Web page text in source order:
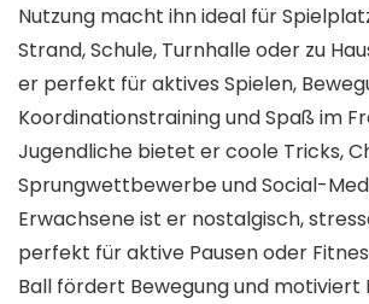
Nutzung macht ihn ideal für
Strand, Schule, Turnhalle oder zu
er perfekt für aktives Spielen,
Koordinationstraining und Spaß im
Jugendliche bietet er coole Tricks,
Sprungwettbewerbe und Social-
Erwachsene ist er nostalgisch,
perfekt für aktive Pausen oder
Ball fördert Bewegung und motiviert